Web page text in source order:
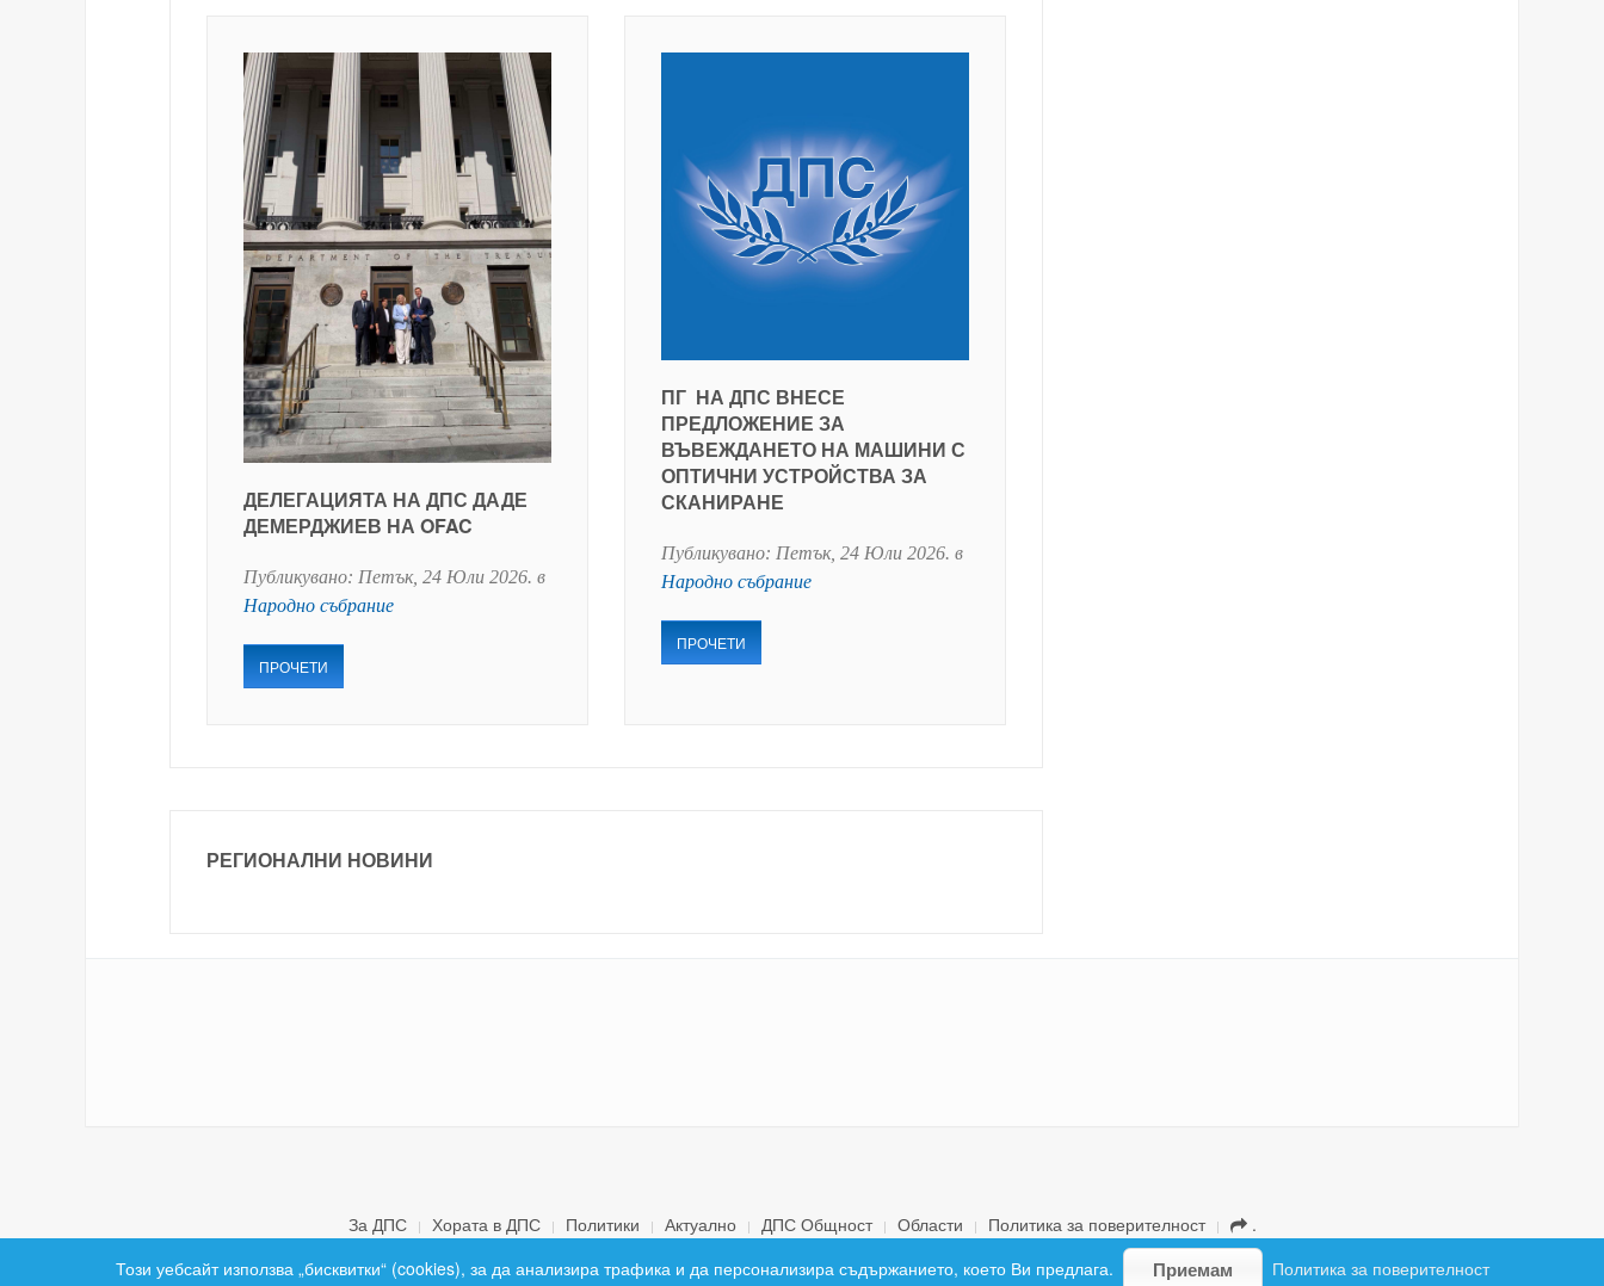
ДЕЛЕГАЦИЯТА НА ДПС ДАДЕ
ДЕМЕРДЖИЕВ НА OFAC
Публикувано: Петък, 24 Юли 2026. в
Народно събрание
ПРОЧЕТИ
ПГ НА ДПС ВНЕСЕ
ПРЕДЛОЖЕНИЕ ЗА
ВЪВЕЖДАНЕТО НА МАШИНИ С
ОПТИЧНИ УСТРОЙСТВА ЗА
СКАНИРАНЕ
Публикувано: Петък, 24 Юли 2026. в
Народно събрание
ПРОЧЕТИ
РЕГИОНАЛНИ НОВИНИ
За ДПС Хората в ДПС Политики Актуално ДПС Общност Области Политика за поверителност
.
Този уебсайт използва „бисквитки“ (cookies), за да анализира трафика и да персонализира съдържанието, което Ви предлага. Приемам Политика за поверителност